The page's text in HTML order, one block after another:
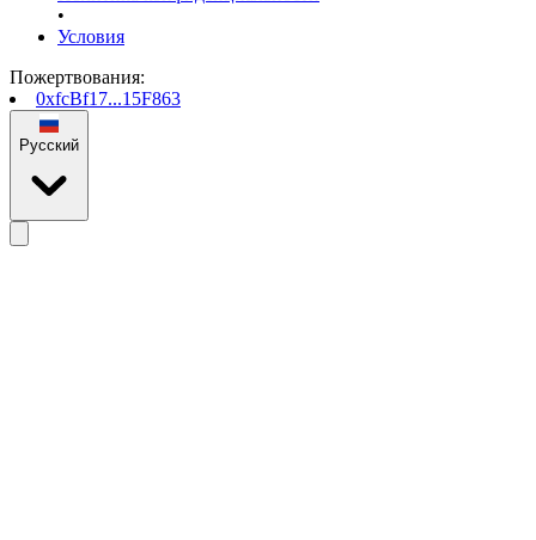
•
Условия
Пожертвования:
0xfcBf17...15F863
Русский